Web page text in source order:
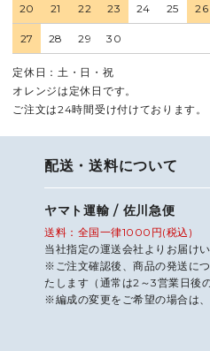
20 21 22 23 24 25 26
27 28 29 30
定休日：土・日・祝
オレンジは定休日です。
ご注文は24時間受け付けております。
配送・送料について
ヤマト運輸 / 佐川急便
送料：全国一律1000円(税込)
当社指定の運送会社よりお届けい
※ご注文確認後、商品の発送に
たします（通常は2～3営業日後
※編成の変更をご希望の場合は